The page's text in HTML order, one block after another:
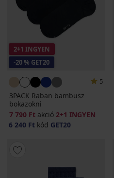
2+1 INGYEN
-20 % GET20
5
3PACK Raban bambusz
bokazokni
7 790 Ft akció 2+1 INGYEN
6 240 Ft kód GET20